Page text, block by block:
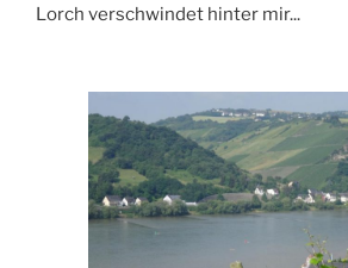
Lorch verschwindet hinter mir...